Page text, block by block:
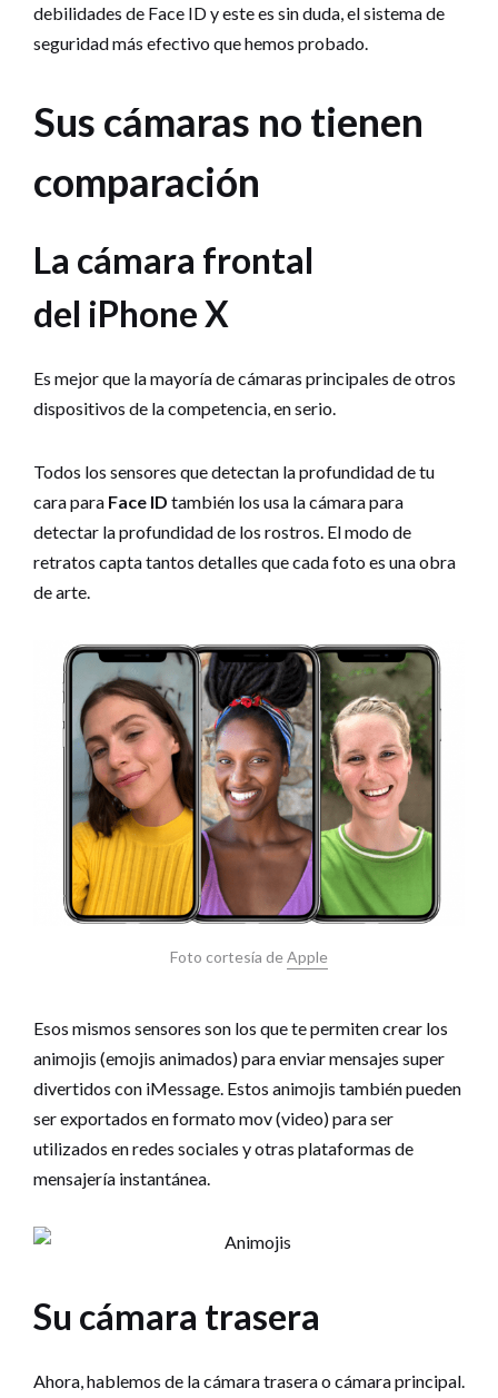
debilidades de Face ID y este es sin duda, el sistema de
seguridad más efectivo que hemos probado.
Sus cámaras no tienen
comparación
La cámara frontal
del iPhone X
Es mejor que la mayoría de cámaras principales de otros
dispositivos de la competencia, en serio.
Todos los sensores que detectan la profundidad de tu
cara para Face ID también los usa la cámara para
detectar la profundidad de los rostros. El modo de
retratos capta tantos detalles que cada foto es una obra
de arte.
Foto cortesía deApple
Esos mismos sensores son los que te permiten crear los
animojis (emojis animados) para enviar mensajes super
divertidos con iMessage. Estos animojis también pueden
ser exportados en formato mov (video) para ser
utilizados en redes sociales y otras plataformas de
mensajería instantánea.
Su cámara trasera
Ahora, hablemos de la cámara trasera o cámara principal.